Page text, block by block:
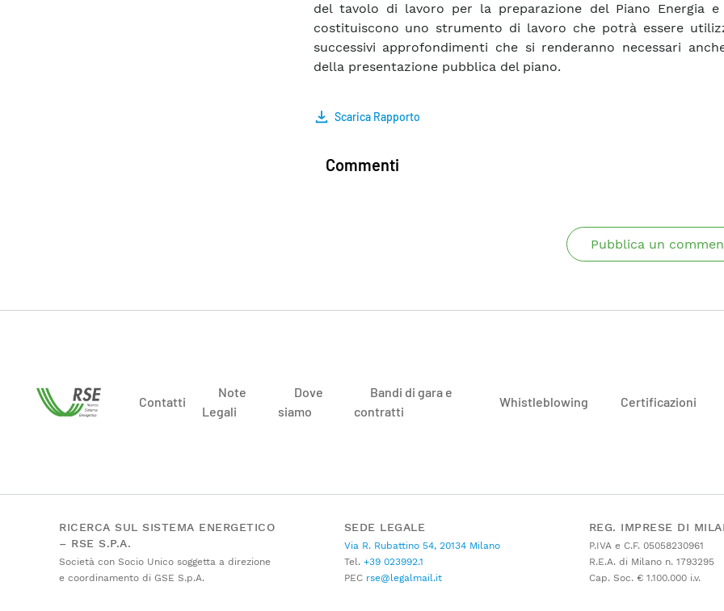
del tavolo di lavoro per la preparazione del Piano Energia e
costituiscono uno strumento di lavoro che potrà essere
successivi approfondimenti che si renderanno necessari
della presentazione pubblica del piano.
Scarica Rapporto
Commenti
Pubblica un
Contatti
Note
Legali
Dove
siamo
Bandi di gara e
contratti
Whistleblowing Certificazioni
RICERCA SUL SISTEMA ENERGETICO
– RSE S.P.A.
Società con Socio Unico soggetta a direzione
e coordinamento di GSE S.p.A.
SEDE LEGALE
Via R. Rubattino 54, 20134 Milano
Tel. +39 023992.1
PECrse@legalmail.it
REG. IMPRESE DI
P.IVA e C.F. 05058230961
R.E.A. di Milano n. 1793295
Cap. Soc. € 1.100.000 i.v.